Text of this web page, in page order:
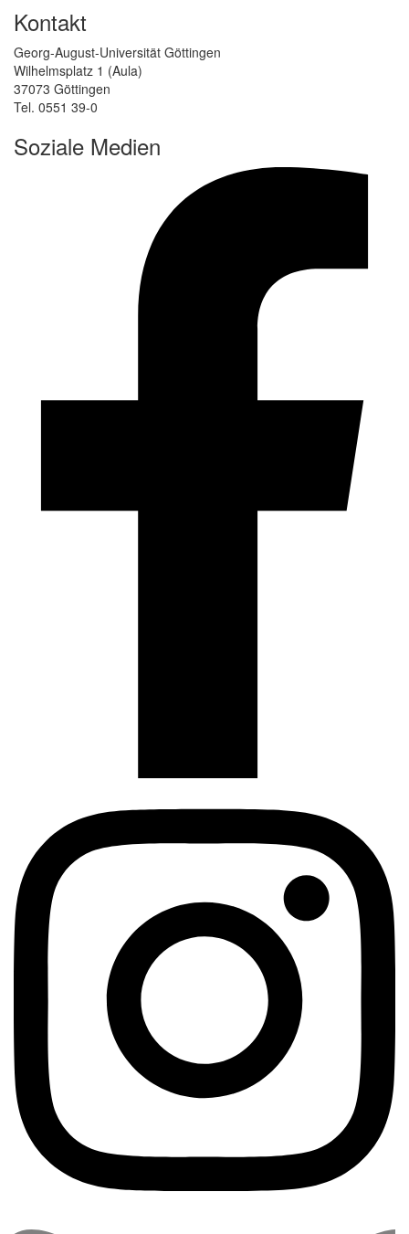
Kontakt
Georg-August-Universität Göttingen
Wilhelmsplatz 1 (Aula)
37073 Göttingen
Tel. 0551 39-0
Soziale Medien